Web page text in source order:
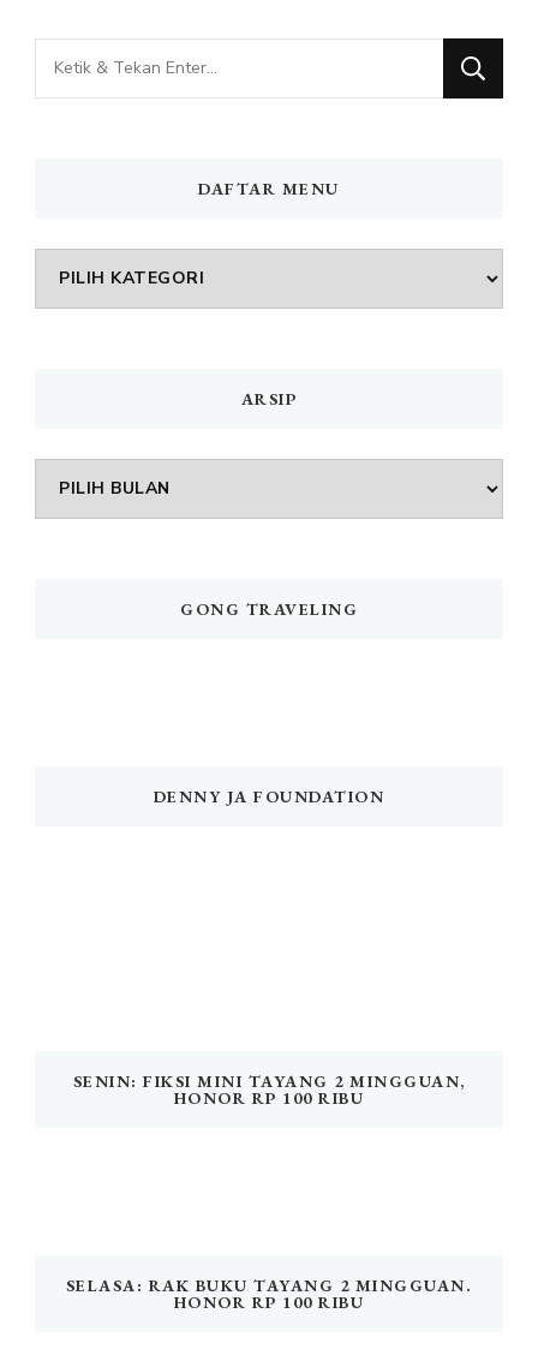
Mencari
Sesuatu?
DAFTAR MENU
DAFTAR
MENU
ARSIP
Arsip
GONG TRAVELING
DENNY JA FOUNDATION
SENIN: FIKSI MINI TAYANG 2 MINGGUAN,
HONOR RP 100 RIBU
SELASA: RAK BUKU TAYANG 2 MINGGUAN.
HONOR RP 100 RIBU